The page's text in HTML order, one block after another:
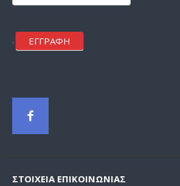
. ΕΓΓΡΑΦΗ
ΣΤΟΙΧΕΊΑ ΕΠΙΚΟΙΝΩΝΊΑΣ